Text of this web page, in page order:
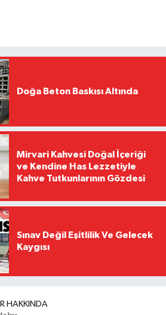
Doğa Beton Baskısı Altında
Mirvari Kahvesi Doğal İçeriği
ve Kendine Has Lezzetiyle
Kahve Tutkunlarının Gözdesi
Sınav Değil Eşitlilik Ve Gelecek
Kaygısı
HAKKINDA